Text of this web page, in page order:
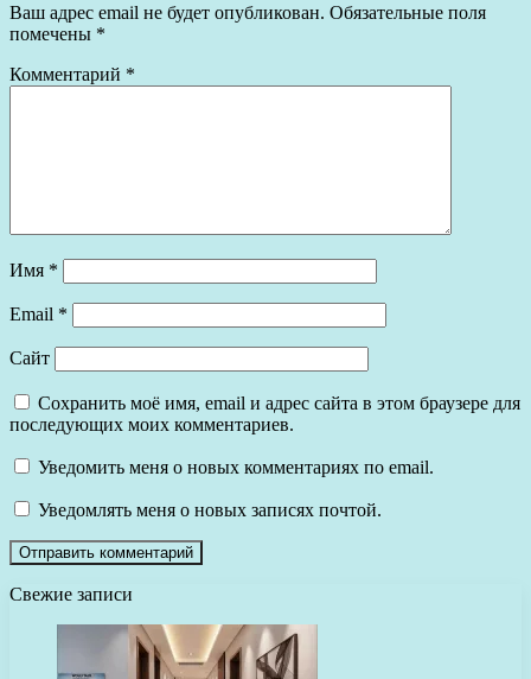
Ваш адрес email не будет опубликован. Обязательные поля
помечены *
Комментарий *
Имя *
Email *
Сайт
Сохранить моё имя, email и адрес сайта в этом браузере для
последующих моих комментариев.
Уведомить меня о новых комментариях по email.
Уведомлять меня о новых записях почтой.
Свежие записи